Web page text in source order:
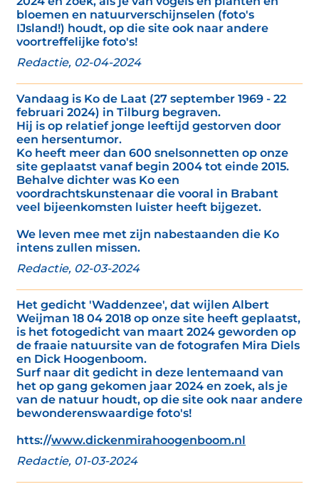
bloemen en natuurverschijnselen (foto's
IJsland!) houdt, op die site ook naar andere
voortreffelijke foto's!
Redactie, 02-04-2024
Vandaag is Ko de Laat (27 september 1969 - 22
februari 2024) in Tilburg begraven.
Hij is op relatief jonge leeftijd gestorven door
een hersentumor.
Ko heeft meer dan 600 snelsonnetten op onze
site geplaatst vanaf begin 2004 tot einde 2015.
Behalve dichter was Ko een
voordrachtskunstenaar die vooral in Brabant
veel bijeenkomsten luister heeft bijgezet.
We leven mee met zijn nabestaanden die Ko
intens zullen missen.
Redactie, 02-03-2024
Het gedicht 'Waddenzee', dat wijlen Albert
Weijman 18 04 2018 op onze site heeft geplaatst,
is het fotogedicht van maart 2024 geworden op
de fraaie natuursite van de fotografen Mira Diels
en Dick Hoogenboom.
Surf naar dit gedicht in deze lentemaand van
het op gang gekomen jaar 2024 en zoek, als je
van de natuur houdt, op die site ook naar andere
bewonderenswaardige foto's!
htts://www.dickenmirahoogenboom.nl
Redactie, 01-03-2024